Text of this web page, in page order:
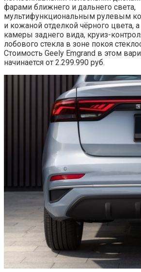
фарами ближнего и дальнего света,
мультифункциональным рулевым
и кожаной отделкой чёрного цвета,
камеры заднего вида, круиз-
лобового стекла в зоне покоя
Стоимость Geely Emgrand в этом
начинается от 2.299.990 руб.